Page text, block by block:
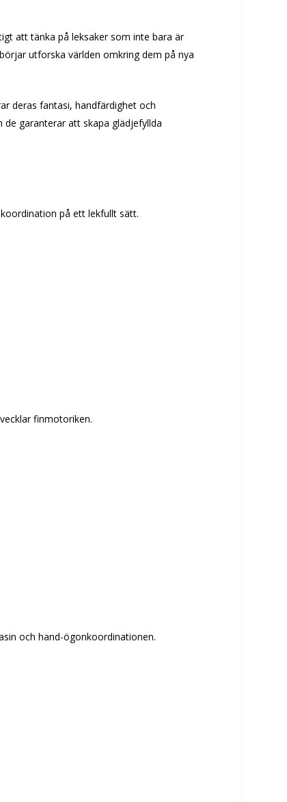
att tänka på leksaker som inte bara är
utforska världen omkring dem på nya
deras fantasi, handfärdighet och
garanterar att skapa glädjefyllda
på ett lekfullt sätt.
finmotoriken.
och hand-ögonkoordinationen.